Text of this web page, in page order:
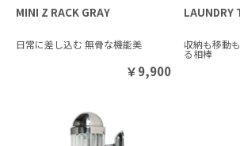
MINI Z RACK GRAY
日常に差し込む 無骨な機能美
￥9,900
LAUNDRY
収納も移動
る相棒